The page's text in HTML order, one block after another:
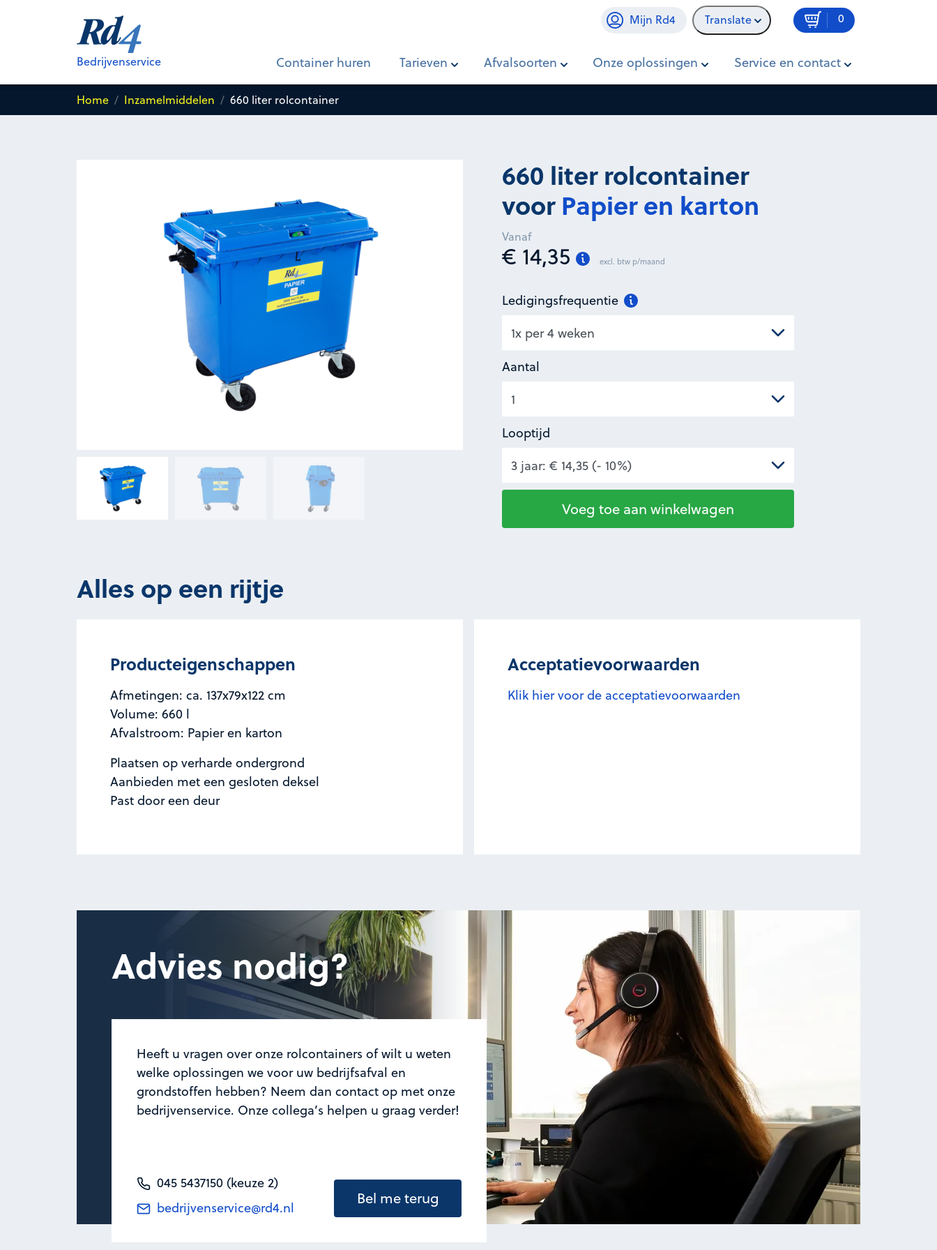
Bedrijvenservice
Mijn Rd4 Translate 0
Container huren Tarieven Afvalsoorten Onze oplossingen Service en contact
660 liter rolcontainer voorPapier en karton
excl. btw p/maand
In winkelwagen
Home Inzamelmiddelen 660 liter rolcontainer
660 liter rolcontainer
voorPapier en karton
Vanaf
€ 14,35 excl. btw p/maand
Ledigingsfrequentie
Aantal
Looptijd
Voeg toe aan winkelwagen
Alles op een rijtje
Producteigenschappen
Afmetingen: ca. 137x79x122 cm
Volume: 660 l
Afvalstroom: Papier en karton
Plaatsen op verharde ondergrond
Aanbieden met een gesloten deksel
Past door een deur
Acceptatievoorwaarden
Klik hier voor de acceptatievoorwaarden
Advies nodig?
Heeft u vragen over onze rolcontainers of wilt u weten
welke oplossingen we voor uw bedrijfsafval en
grondstoffen hebben? Neem dan contact op met onze
bedrijvenservice. Onze collega’s helpen u graag verder!
045 5437150 (keuze 2)
bedrijvenservice@rd4.nl
Bel me terug